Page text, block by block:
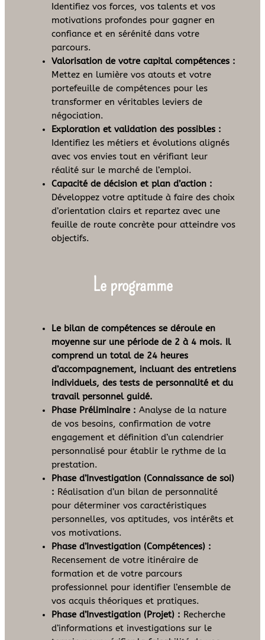
Identifiez vos forces, vos talents et vos
motivations profondes pour gagner en
confiance et en sérénité dans votre
parcours.
Valorisation de votre capital compétences :
Mettez en lumière vos atouts et votre
portefeuille de compétences pour les
transformer en véritables leviers de
négociation.
Exploration et validation des possibles :
Identifiez les métiers et évolutions alignés
avec vos envies tout en vérifiant leur
réalité sur le marché de l’emploi.
Capacité de décision et plan d’action :
Développez votre aptitude à faire des choix
d’orientation clairs et repartez avec une
feuille de route concrète pour atteindre vos
objectifs.
Le programme
Le bilan de compétences se déroule en
moyenne sur une période de 2 à 4 mois. Il
comprend un total de 24 heures
d’accompagnement, incluant des entretiens
individuels, des tests de personnalité et du
travail personnel guidé.
Phase Préliminaire : Analyse de la nature
de vos besoins, confirmation de votre
engagement et définition d’un calendrier
personnalisé pour établir le rythme de la
prestation.
Phase d’Investigation (Connaissance de soi)
: Réalisation d’un bilan de personnalité
pour déterminer vos caractéristiques
personnelles, vos aptitudes, vos intérêts et
vos motivations.
Phase d’Investigation (Compétences) :
Recensement de votre itinéraire de
formation et de votre parcours
professionnel pour identifier l’ensemble de
vos acquis théoriques et pratiques.
Phase d’Investigation (Projet) : Recherche
d’informations et investigations sur le